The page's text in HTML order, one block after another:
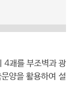
4괘를 부조벽과 광
양을 활용하여 설